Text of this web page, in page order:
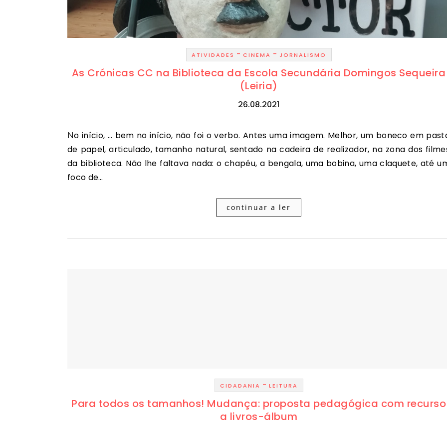
ATIVIDADES - CINEMA - JORNALISMO
As Crónicas CC na Biblioteca da Escola Secundária Domingos Sequeira
(Leiria)
26.08.2021
No início, … bem no início, não foi o verbo. Antes uma imagem. Melhor, um boneco em pasta
de papel, articulado, tamanho natural, sentado na cadeira de realizador, na zona dos
da biblioteca. Não lhe faltava nada: o chapéu, a bengala, uma bobina, uma claquete, até
foco de…
continuar a ler
CIDADANIA - LEITURA
Para todos os tamanhos! Mudança: proposta pedagógica com recurso
a livros-álbum